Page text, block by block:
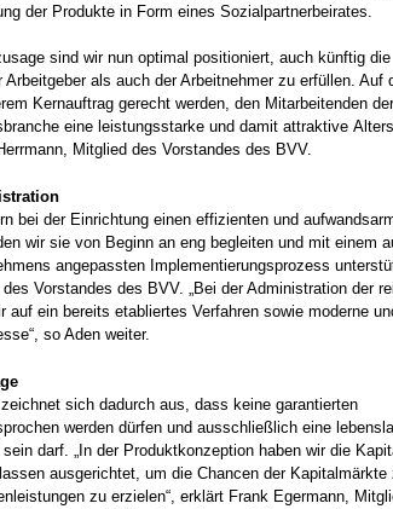
der Produkte in Form eines Sozialpartnerbeirates.
sind wir nun optimal positioniert, auch künftig die
Arbeitgeber als auch der Arbeitnehmer zu erfüllen. Auf
Kernauftrag gerecht werden, den Mitarbeitenden
eine leistungsstarke und damit attraktive
Mitglied des Vorstandes des BVV.
bei der Einrichtung einen effizienten und
wir sie von Beginn an eng begleiten und mit einem
angepassten Implementierungsprozess
Vorstandes des BVV. „Bei der Administration der
auf ein bereits etabliertes Verfahren sowie moderne
so Aden weiter.
sich dadurch aus, dass keine garantierten
werden dürfen und ausschließlich eine
darf. „In der Produktkonzeption haben wir die
ausgerichtet, um die Chancen der Kapitalmärkte
zu erzielen“, erklärt Frank Egermann,